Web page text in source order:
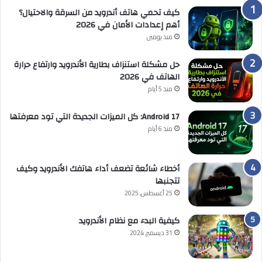
كيف تحمي هاتف أندرويد من السرقة والاحتيال؟
أهم إعدادات الأمان في 2026
منذ يومين
حل مشكلة استنزاف بطارية الأندرويد وارتفاع حرارة
الهاتف في 2026
منذ 5 أيام
Android 17: كل الميزات الجديدة التي تود معرفتها
منذ 6 أيام
أخطاء شائعة تضعف أداء هاتفك الأندرويد وكيف
تتجنبها
25 أغسطس, 2025
كيفية البدء مع نظام الأندرويد
31 ديسمبر, 2024